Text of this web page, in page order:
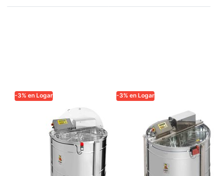
-3% en Logar
Logar 6W
Extractor de
automático
-3% en Logar
Logar Extractor
auto-reversante
6/12 cuadros,
recipiente 95